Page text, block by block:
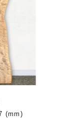
(mm)